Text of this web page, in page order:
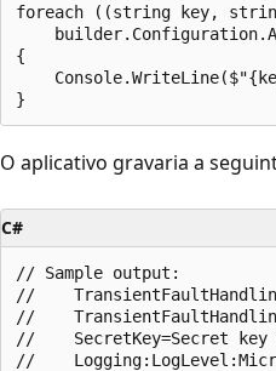
foreach ((string key,
{
O aplicativo gravaria a
C#
// Sample output:
//
//
//    SecretKey=Secret key
//